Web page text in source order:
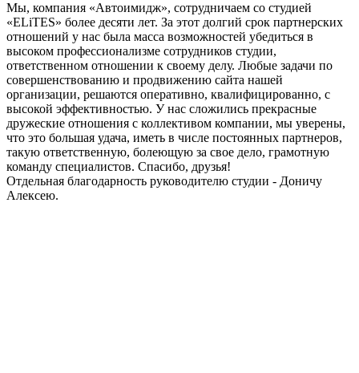
Мы, компания «Автоимидж», сотрудничаем со студией
«ELiTES» более десяти лет. За этот долгий срок партнерских
отношений у нас была масса возможностей убедиться в
высоком профессионализме сотрудников студии,
ответственном отношении к своему делу. Любые задачи по
совершенствованию и продвижению сайта нашей
организации, решаются оперативно, квалифицированно, с
высокой эффективностью. У нас сложились прекрасные
дружеские отношения с коллективом компании, мы уверены,
что это большая удача, иметь в числе постоянных партнеров,
такую ответственную, болеющую за свое дело, грамотную
команду специалистов. Спасибо, друзья!
Отдельная благодарность руководителю студии - Доничу
Алексею.